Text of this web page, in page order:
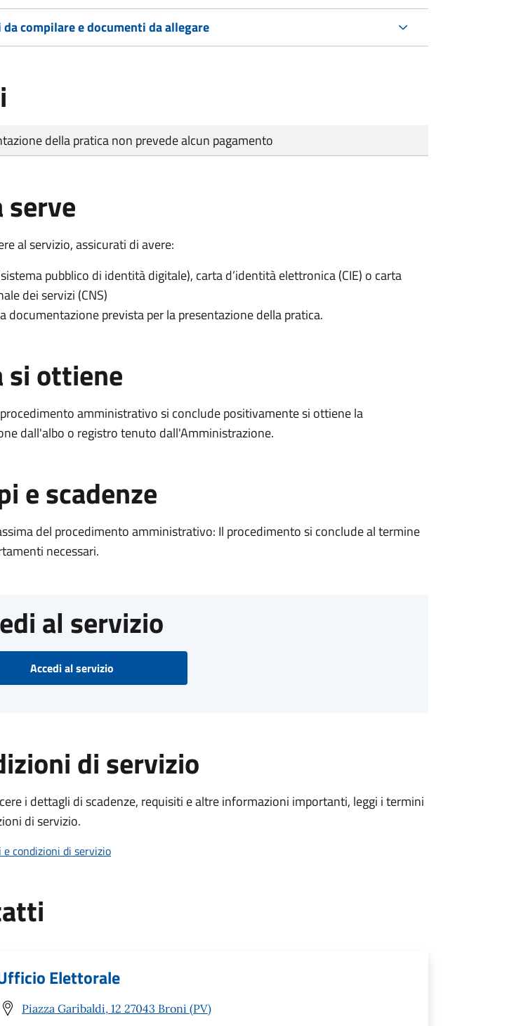
compilare e documenti da allegare
della pratica non prevede alcun pagamento
serve
al servizio, assicurati di avere:
pubblico di identità digitale), carta d’identità elettronica (CIE) o carta
dei servizi (CNS)
documentazione prevista per la presentazione della pratica.
si ottiene
amministrativo si conclude positivamente si ottiene la
dall'albo o registro tenuto dall'Amministrazione.
e scadenze
del procedimento amministrativo: Il procedimento si conclude al termine
necessari.
al servizio
Accedi al servizio
di servizio
i dettagli di scadenze, requisiti e altre informazioni importanti, leggi i termini
di servizio.
e condizioni di servizio
Elettorale
Piazza Garibaldi, 12 27043 Broni (PV)